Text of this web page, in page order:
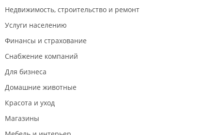
Недвижимость, строительство и ремонт
Услуги населению
Финансы и страхование
Снабжение компаний
Для бизнеса
Домашние животные
Красота и уход
Магазины